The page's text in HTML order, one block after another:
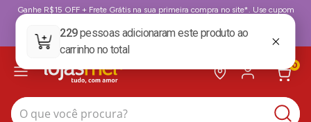
Ganhe R$15 OFF + Frete Grátis na sua primeira compra no site*. Use cupom
BoasVindas
0
O que você procura?